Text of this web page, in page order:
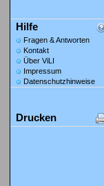
Hilfe
Fragen & Antworten
Kontakt
Über ViLI
Impressum
Datenschutzhinweise
Drucken